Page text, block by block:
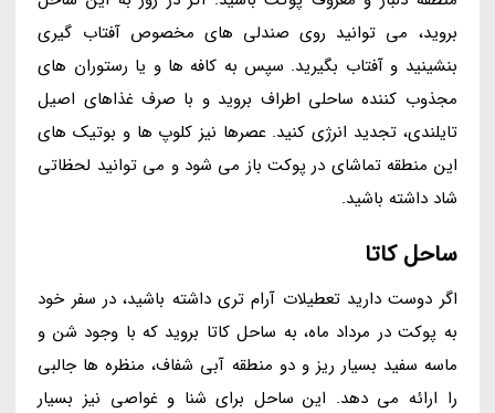
بروید، می توانید روی صندلی های مخصوص آفتاب گیری
بنشینید و آفتاب بگیرید. سپس به کافه ها و یا رستوران های
مجذوب کننده ساحلی اطراف بروید و با صرف غذاهای اصیل
تایلندی، تجدید انرژی کنید. عصرها نیز کلوپ ها و بوتیک های
این منطقه تماشای در پوکت باز می شود و می توانید لحظاتی
شاد داشته باشید.
ساحل کاتا
اگر دوست دارید تعطیلات آرام تری داشته باشید، در سفر خود
به پوکت در مرداد ماه، به ساحل کاتا بروید که با وجود شن و
ماسه سفید بسیار ریز و دو منطقه آبی شفاف، منظره ها جالبی
را ارائه می دهد. این ساحل برای شنا و غواصی نیز بسیار